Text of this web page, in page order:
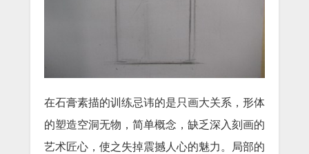
在石膏素描的训练忌讳的是只画大关系，形体
的塑造空洞无物，简单概念，缺乏深入刻画的
艺术匠心，使之失掉震撼人心的魅力。局部的